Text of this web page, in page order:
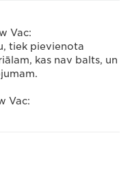
Vac:
tiek pievienota
kas nav balts, un
Vac: